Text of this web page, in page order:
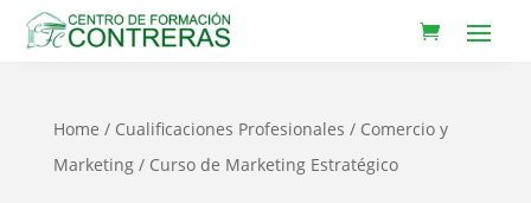
Home / Cualificaciones Profesionales / Comercio y
Marketing/ Curso de Marketing Estratégico